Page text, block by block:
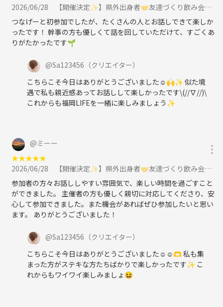
2026/06/28
【開催決定✨】県外出身者🤝友達づくり飲み会😆💕に参加
つなげーと初参加でしたが、たくさんの人とお話しできて楽しか
ったです！ 幹事の方も優しくて話を回していただけて、すごくあ
りがたかったです🌱
@Sa123456 （クリエイター）
こちらこそ今日はありがとうございました☺️🙌✨ 似た境
遇で私も親近感あってお話しして楽しかったです\(//∇//)\
これからも福岡LIFEを一緒に楽しみましょう✨
@ミーー
★★★★★
2026/06/28
【開催決定✨】県外出身者🤝友達づくり飲み会😆💕に参加
参加者の方々お話ししやすい雰囲気で、楽しい時間を過ごすこと
ができました。 主催者の方も優しく親切に対応してくださり、安
心して参加できました。また機会があればぜひ参加したいと思い
ます。 ありがとうございました！
@Sa123456 （クリエイター）
こちらこそ今日はありがとうございました☺️☺️🫶 私も集
まった方がステキな方たちばかりで楽しかったです✨ こ
れからもワイワイ楽しみましょ😆